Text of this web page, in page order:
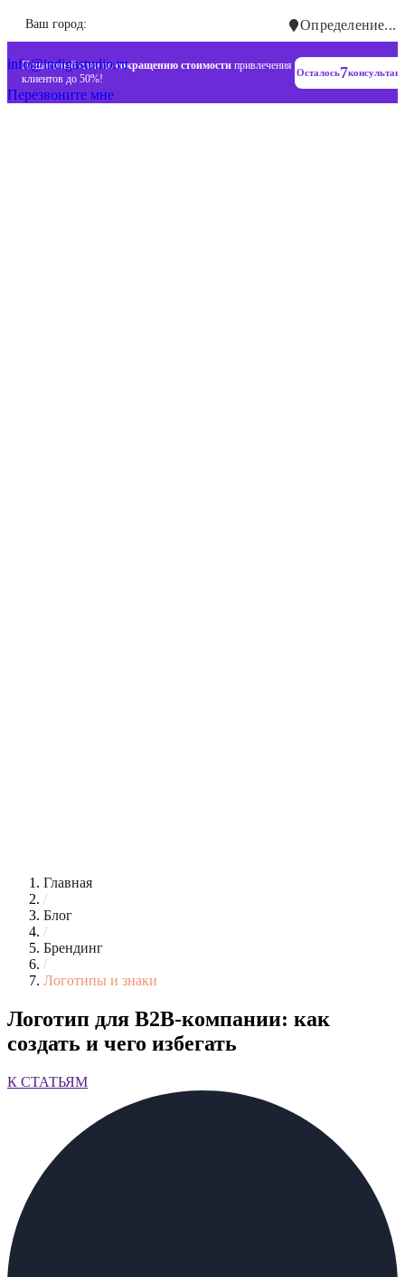
Ваш город: Определение...
Пошаговый план посокращению стоимости привлечения
клиентов до 50%!
Осталось7
+7 (993) 477-18-57
info@indigastudio.ru
Перезвоните мне
Главная
/
Блог
/
Брендинг
/
Логотипы и знаки
Логотип для B2B-компании: как
создать и чего избегать
К СТАТЬЯМ